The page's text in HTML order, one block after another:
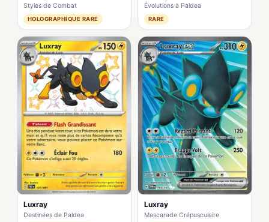
Styles de Combat
HOLOGRAPHIQUE RARE
Évolutions à Paldea
RARE
Luxray
Destinées de Paldea
Luxray
Mascarade Crépusculaire